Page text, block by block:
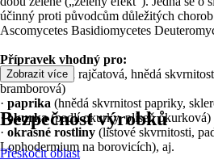
účinný proti původcům důležitých
Ascomycetes Basidiomycetes
Přípravek vhodný pro:
·rajčata (čerň rajčatová, hnědá
bramborová)
· paprika (hnědá skvrnitost papriky,
·okurka(padlí okurky, plíseň okurková)
· okrasné rostliny (listové skvrnitosti,
Lophodermium na borovicích), aj.
Zobrazit více
Bezpečnost výrobků
Přeskočit oblast